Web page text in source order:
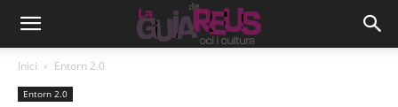
Inici Entorn 2.0
Entorn 2.0